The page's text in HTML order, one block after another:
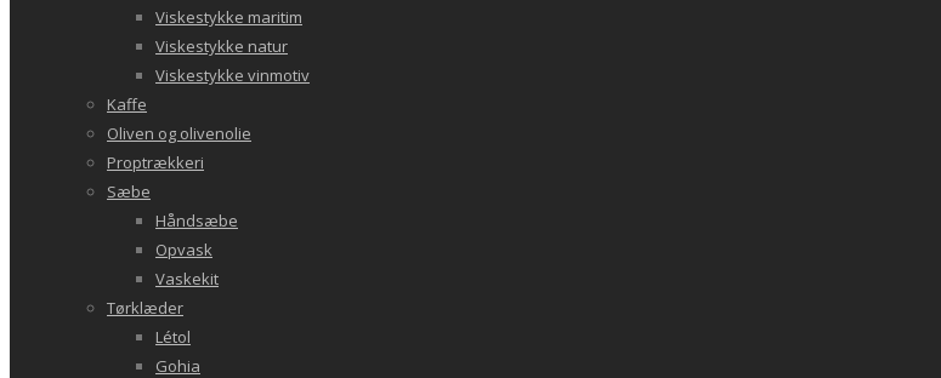
Viskestykke maritim
Viskestykke natur
Viskestykke vinmotiv
Kaffe
Oliven og olivenolie
Proptrækkeri
Sæbe
Håndsæbe
Opvask
Vaskekit
Tørklæder
Létol
Gohia